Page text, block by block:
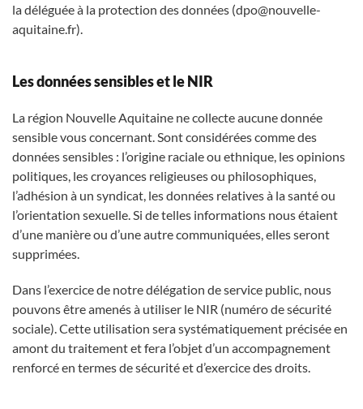
la déléguée à la protection des données (dpo@nouvelle-
aquitaine.fr).
Les données sensibles et le NIR
La région Nouvelle Aquitaine ne collecte aucune donnée
sensible vous concernant. Sont considérées comme des
données sensibles : l’origine raciale ou ethnique, les opinions
politiques, les croyances religieuses ou philosophiques,
l’adhésion à un syndicat, les données relatives à la santé ou
l’orientation sexuelle. Si de telles informations nous étaient
d’une manière ou d’une autre communiquées, elles seront
supprimées.
Dans l’exercice de notre délégation de service public, nous
pouvons être amenés à utiliser le NIR (numéro de sécurité
sociale). Cette utilisation sera systématiquement précisée en
amont du traitement et fera l’objet d’un accompagnement
renforcé en termes de sécurité et d’exercice des droits.